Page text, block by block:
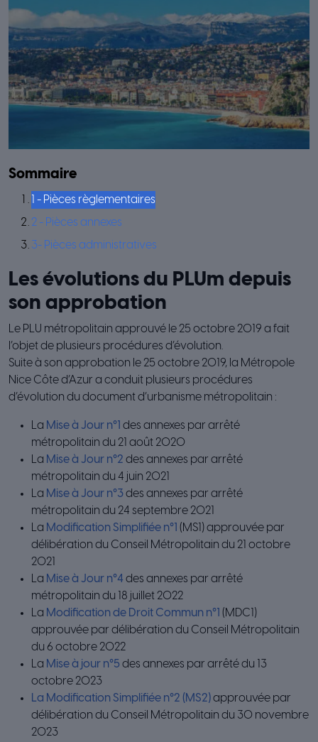
Sommaire
1 - Pièces règlementaires
2 - Pièces annexes
3- Pièces administratives
Les évolutions du PLUm depuis
son approbation
Le PLU métropolitain approuvé le 25 octobre 2019 a fait
l’objet de plusieurs procédures d’évolution.
Suite à son approbation le 25 octobre 2019, la Métropole
Nice Côte d’Azur a conduit plusieurs procédures
d’évolution du document d’urbanisme métropolitain :
La Mise à Jour n°1 des annexes par arrêté
métropolitain du 21 août 2020
La Mise à Jour n°2 des annexes par arrêté
métropolitain du 4 juin 2021
La Mise à Jour n°3des annexes par arrêté
métropolitain du 24 septembre 2021
La Modification Simplifiée n°1 (MS1) approuvée par
délibération du Conseil Métropolitain du 21 octobre
2021
La Mise à Jour n°4 des annexes par arrêté
métropolitain du 18 juillet 2022
La Modification de Droit Commun n°1 (MDC1)
approuvée par délibération du Conseil Métropolitain
du 6 octobre 2022
La Mise à jour n°5 des annexes par arrêté du 13
octobre 2023
La Modification Simplifiée n°2 (MS2)approuvée par
délibération du Conseil Métropolitain du 30 novembre
2023